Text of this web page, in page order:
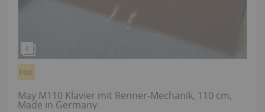
Hot
May M110 Klavier mit Renner-Mechanik, 110 cm,
Made in Germany